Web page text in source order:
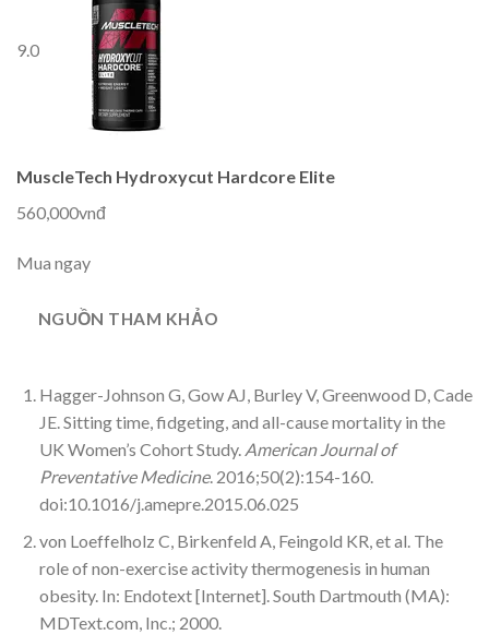
9.0
MuscleTech Hydroxycut Hardcore Elite
560,000vnđ
Mua ngay
NGUỒN THAM KHẢO
Hagger-Johnson G, Gow AJ, Burley V, Greenwood D, Cade
JE. Sitting time, fidgeting, and all-cause mortality in the
UK Women’s Cohort Study. American Journal of
Preventative Medicine. 2016;50(2):154-160.
doi:10.1016/j.amepre.2015.06.025
von Loeffelholz C, Birkenfeld A, Feingold KR, et al. The
role of non-exercise activity thermogenesis in human
obesity. In: Endotext [Internet]. South Dartmouth (MA):
MDText.com, Inc.; 2000.